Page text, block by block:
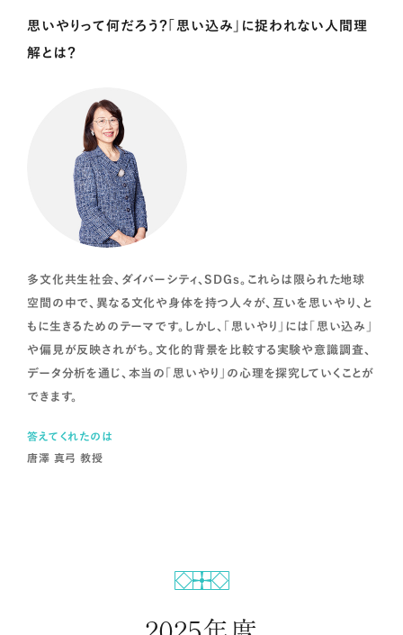
思いやりって何だろう？「思い込み」に捉われない人間理
解とは？
多文化共生社会、ダイバーシティ、SDGs。これらは限られた地球
空間の中で、異なる文化や身体を持つ人々が、互いを思いやり、と
もに生きるためのテーマです。しかし、「思いやり」には「思い込み」
や偏見が反映されがち。文化的背景を比較する実験や意識調査、
データ分析を通じ、本当の「思いやり」の心理を探究していくことが
できます。
答えてくれたのは
唐澤 真弓 教授